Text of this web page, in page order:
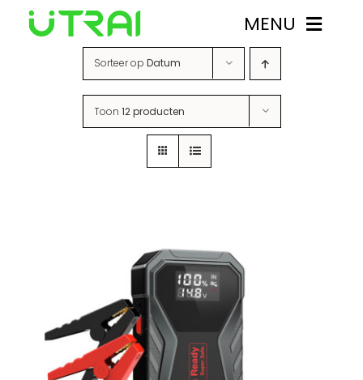
naar
MENU
Starthulpen
Mijn account
Winkelwagen
Sorteer op Datum
Toon 12 producten